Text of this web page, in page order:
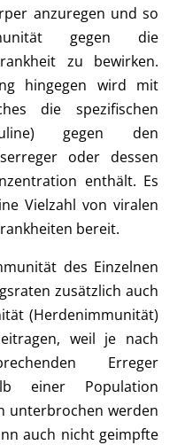
anzuregen und so
gegen die
zu bewirken.
hingegen wird mit
die spezifischen
gegen den
oder dessen
enthält. Es
Vielzahl von viralen
bereit.
des Einzelnen
zusätzlich auch
(Herdenimmunität)
weil je nach
Erreger
einer Population
unterbrochen werden
auch nicht geimpfte